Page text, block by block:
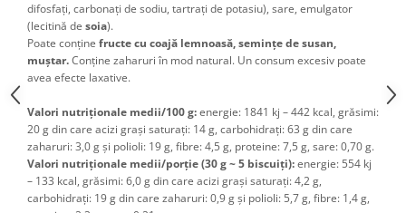
difosfați, carbonați de sodiu, tartrați de potasiu), sare, emulgator
(lecitină de soia).
Poate conține fructe cu coajă lemnoasă, semințe de susan,
muștar.Conține zaharuri în mod natural. Un consum excesiv poate
avea efecte laxative.
Valori nutriționale medii/100 g:energie: 1841 kj – 442 kcal, grăsimi:
20 g din care acizi grași saturați: 14 g, carbohidrați: 63 g din care
zaharuri: 3,0 g și polioli: 19 g, fibre: 4,5 g, proteine: 7,5 g, sare: 0,70 g.
Valori nutriționale medii/porție (30 g ~ 5 biscuiți):energie: 554 kj
– 133 kcal, grăsimi: 6,0 g din care acizi grași saturați: 4,2 g,
carbohidrați: 19 g din care zaharuri: 0,9 g și polioli: 5,7 g, fibre: 1,4 g,